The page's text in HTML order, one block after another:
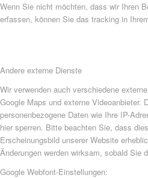
Wenn Sie nicht möchten, dass wir Ihren
erfassen, können Sie das tracking in
Andere externe Dienste
Wir verwenden auch verschiedene
Google Maps und externe Videoanbieter.
personenbezogene Daten wie Ihre IP-
hier sperren. Bitte beachten Sie, dass
Erscheinungsbild unserer Website
Änderungen werden wirksam, sobald Sie
Google Webfont-Einstellungen: